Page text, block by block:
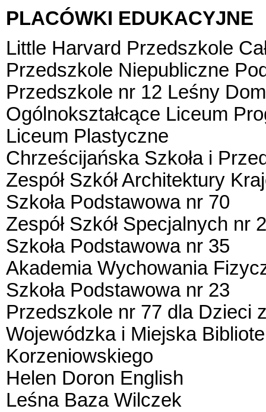
PLACÓWKI EDUKACYJNE
Little Harvard Przedszkole
Przedszkole Niepubliczne
Przedszkole nr 12 Leśny
Ogólnokształcące Liceum
Liceum Plastyczne
Chrześcijańska Szkoła i
Zespół Szkół Architektury
Szkoła Podstawowa nr 70
Zespół Szkół Specjalnych nr 2
Szkoła Podstawowa nr 35
Akademia Wychowania
Szkoła Podstawowa nr 23
Przedszkole nr 77 dla Dzieci
Wojewódzka i Miejska
Korzeniowskiego
Helen Doron English
Leśna Baza Wilczek